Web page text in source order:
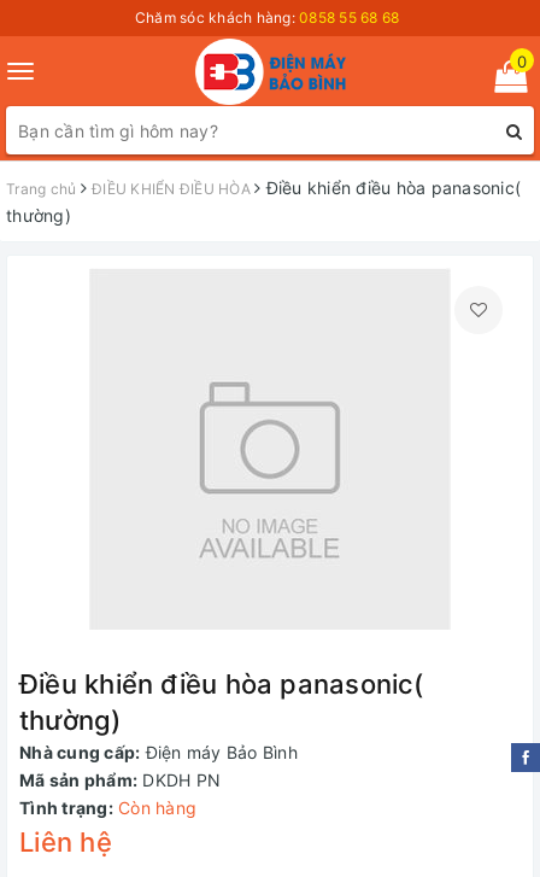
Chăm sóc khách hàng: 0858 55 68 68
Toggle
navigation
0
Trang chủ ĐIỀU KHIỂN ĐIỀU HÒA
Điều khiển điều hòa panasonic(
thường)
Điều khiển điều hòa panasonic(
thường)
Nhà cung cấp: Điện máy Bảo Bình
Mã sản phẩm: DKDH PN
Tình trạng: Còn hàng
Liên hệ